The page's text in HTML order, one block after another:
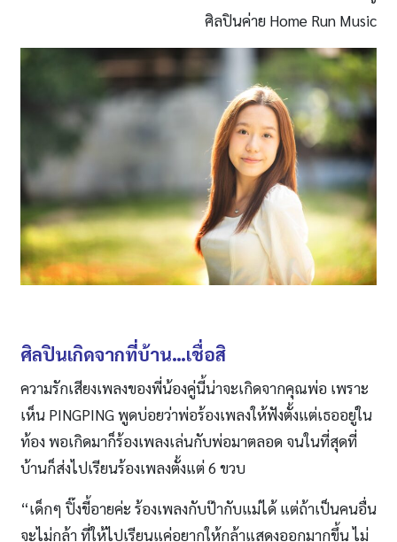
ศิลปินค่าย Home Run Music
ศิลปินเกิดจากที่บ้าน…เชื่อสิ
ความรักเสียงเพลงของพี่น้องคู่นี้น่าจะเกิดจากคุณพ่อ เพราะ
เห็น PINGPING พูดบ่อยว่าพ่อร้องเพลงให้ฟังตั้งแต่เธออยู่ใน
ท้อง พอเกิดมาก็ร้องเพลงเล่นกับพ่อมาตลอด จนในที่สุดที่
บ้านก็ส่งไปเรียนร้องเพลงตั้งแต่ 6 ขวบ
“เด็กๆ ปิ๊งขี้อายค่ะ ร้องเพลงกับป๊ากับแม่ได้ แต่ถ้าเป็นคนอื่น
จะไม่กล้า ที่ให้ไปเรียนแค่อยากให้กล้าแสดงออกมากขึ้น ไม่